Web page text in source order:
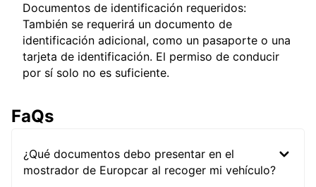
Documentos de identificación requeridos:
También se requerirá un documento de
identificación adicional, como un pasaporte o una
tarjeta de identificación. El permiso de conducir
por sí solo no es suficiente.
FaQs
¿Qué documentos debo presentar en el
mostrador de Europcar al recoger mi vehículo?